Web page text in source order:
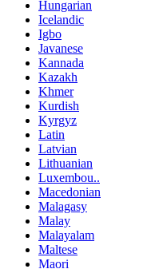
Hungarian
Icelandic
Igbo
Javanese
Kannada
Kazakh
Khmer
Kurdish
Kyrgyz
Latin
Latvian
Lithuanian
Luxembou..
Macedonian
Malagasy
Malay
Malayalam
Maltese
Maori